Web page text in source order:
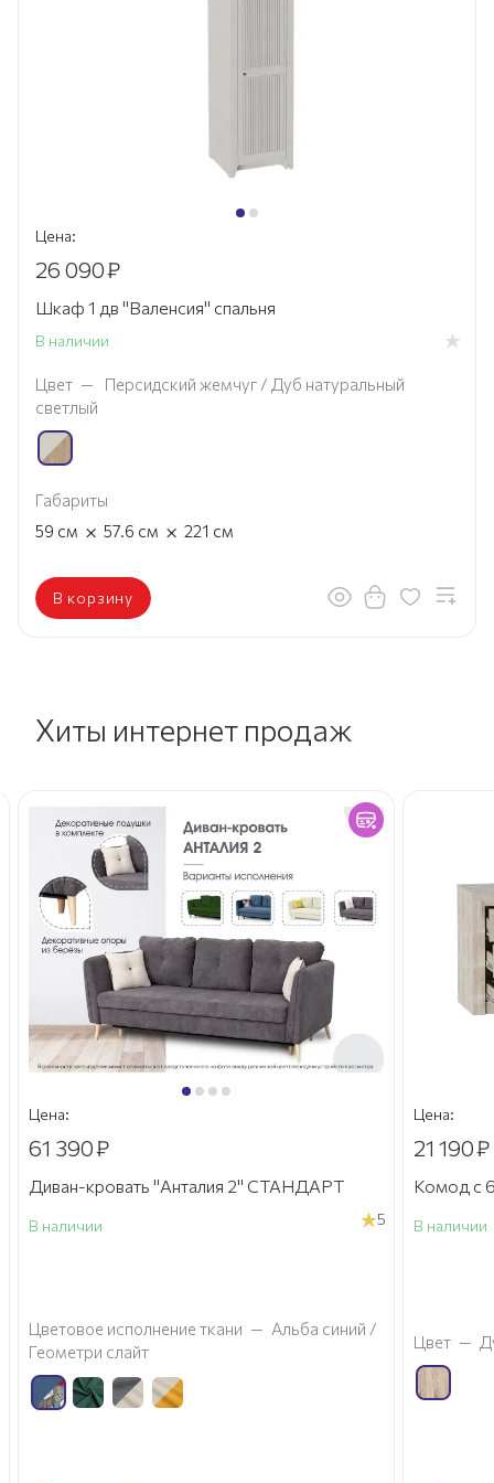
Цена:
26 090₽
Шкаф 1 дв "Валенсия" спальня
В наличии
Цвет —
Персидский жемчуг / Дуб натуральный
светлый
Габариты
59 см × 57.6 см × 221 см
В корзину
Хиты интернет продаж
Цена:
61 390₽
Диван-кровать "Анталия 2" СТАНДАРТ
В наличии 5
Цветовое исполнение ткани — Альба синий /
Геометри слайт
Цена:
21 190₽
Комод с
В наличии
Цвет —